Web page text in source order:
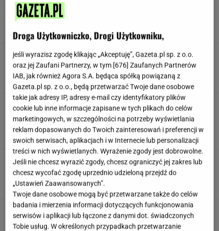
Poszedł na L4 i stracił pracę. Firma zapłaci
Teściowa mówi, że jest mamą jej
dziecka. "Chyba oszaleję"
KLAUDIA KIERZKOWSKA
Siedem lat gehenny. "Spłacamy
kredyty za mieszkania, w których mieszkają
ludzie dewelopera"
SUBSKRYPCJA
Wiadomo, ile emerytury dostaje Kwaśniewska.
Kwota zaskakuje
Oto auto z paliwem, które może
zastąpić diesla. Frytura i olej roślinny
Droga Użytkowniczko, Drogi Użytkowniku,
jeśli wyrazisz zgodę klikając „Akceptuję”, Gazeta.pl sp. z o.o.
oraz jej Zaufani Partnerzy, w tym [676] Zaufanych Partnerów
IAB, jak również Agora S.A. będąca spółką powiązaną z
Gazeta.pl sp. z o.o., będą przetwarzać Twoje dane osobowe
takie jak adresy IP, adresy e-mail czy identyfikatory plików
cookie lub inne informacje zapisane w tych plikach do celów
marketingowych, w szczególności na potrzeby wyświetlania
reklam dopasowanych do Twoich zainteresowań i preferencji w
swoich serwisach, aplikacjach i w Internecie lub personalizacji
treści w nich wyświetlanych. Wyrażenie zgody jest dobrowolne.
Jeśli nie chcesz wyrazić zgody, chcesz ograniczyć jej zakres lub
chcesz wycofać zgodę uprzednio udzieloną przejdź do
„Ustawień Zaawansowanych”.
Twoje dane osobowe mogą być przetwarzane także do celów
badania i mierzenia informacji dotyczących funkcjonowania
serwisów i aplikacji lub łączone z danymi dot. świadczonych
Tobie usług. W określonych przypadkach przetwarzanie